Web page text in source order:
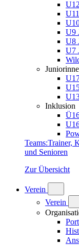
U9
U8
U7
Inklusion
Teams:Trainer,
und Senioren
Zur Übersicht
Verein
Verein